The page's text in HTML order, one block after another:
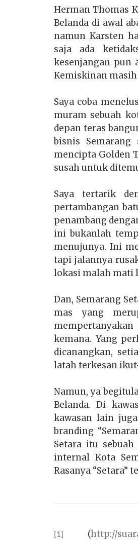
Herman Thomas
Belanda di awal
namun Karsten
saja ada
kesenjangan pun
Kemiskinan
Saya coba
muram sebuah
depan teras
bisnis Semarang
mencipta Golden
susah untuk
Saya tertarik
pertambangan
penambang
ini bukanlah
menujunya. Ini
tapi jalannya
lokasi malah mati
Dan, Semarang
mas yang
kemana. Yang
dicanangkan,
latah terkesan
Namun, ya
Belanda. Di
kawasan lain
branding
Setara itu
internal Kota
Rasanya “Setara”
[1] (http://